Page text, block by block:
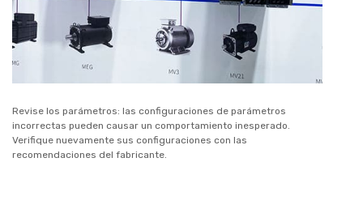
Revise los parámetros: las configuraciones de parámetros
incorrectas pueden causar un comportamiento inesperado.
Verifique nuevamente sus configuraciones con las
recomendaciones del fabricante.